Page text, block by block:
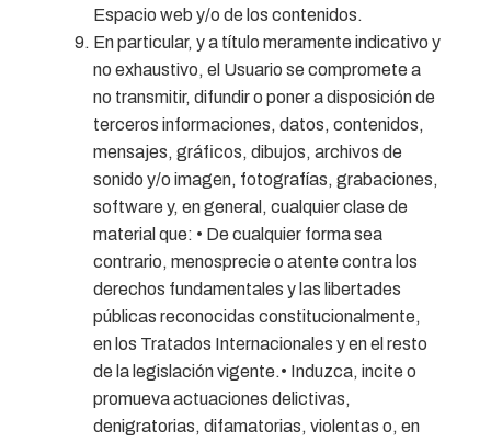
Espacio web y/o de los contenidos.
En particular, y a título meramente indicativo y
no exhaustivo, el Usuario se compromete a
no transmitir, difundir o poner a disposición de
terceros informaciones, datos, contenidos,
mensajes, gráficos, dibujos, archivos de
sonido y/o imagen, fotografías, grabaciones,
software y, en general, cualquier clase de
material que: • De cualquier forma sea
contrario, menosprecie o atente contra los
derechos fundamentales y las libertades
públicas reconocidas constitucionalmente,
en los Tratados Internacionales y en el resto
de la legislación vigente.• Induzca, incite o
promueva actuaciones delictivas,
denigratorias, difamatorias, violentas o, en